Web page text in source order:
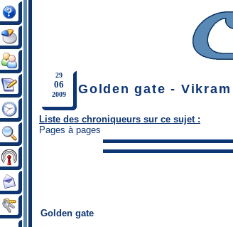
29
06
2009 Golden gate - Vikram
Liste des chroniqueurs sur ce sujet :
Pages à pages
Golden gate